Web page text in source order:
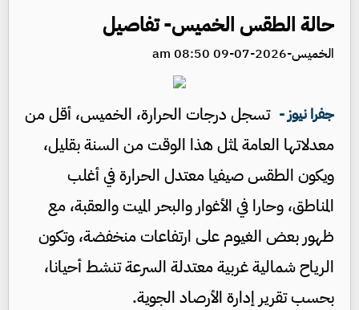
حالة الطقس الخميس- تفاصيل
الخميس-2026-07-09 08:50 am
جفرا نيوز - تسجل درجات الحرارة، الخميس، أقل من
معدلاتها العامة لمثل هذا الوقت من السنة بقليل،
ويكون الطقس صيفيا معتدل الحرارة في أغلب
المناطق، وحارا في الأغوار والبحر الميت والعقبة، مع
ظهور بعض الغيوم على ارتفاعات منخفضة، وتكون
الرياح شمالية غربية معتدلة السرعة تنشط أحيانا،
بحسب تقرير إدارة الأرصاد الجوية.